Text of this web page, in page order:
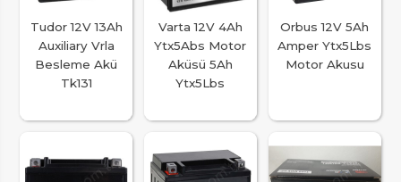
Tudor 12V 13Ah
Auxiliary Vrla
Besleme Akü
Tk131
Varta 12V 4Ah
Ytx5Abs Motor
Aküsü 5Ah
Ytx5Lbs
Orbus 12V 5Ah
Amper Ytx5Lbs
Motor Akusu